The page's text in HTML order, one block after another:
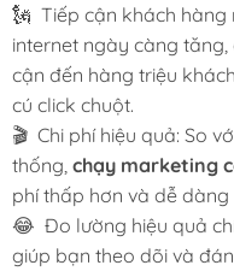
🗽 Tiếp cận khách hàng
internet ngày càng
cận đến hàng triệu
cú click chuột.
🎬 Chi phí hiệu quả: So
thống, chạy marketing
phí thấp hơn và dễ
😂 Đo lường hiệu quả
giúp bạn theo dõi và